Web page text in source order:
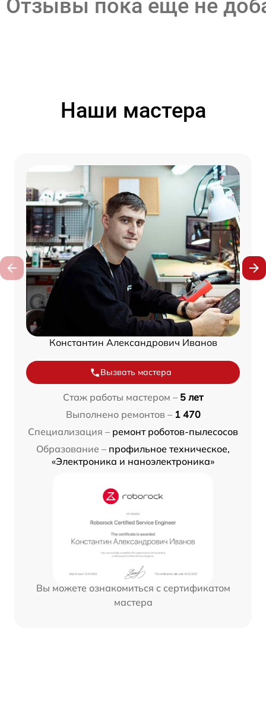
Отзывы пока еще не
Наши мастера
Константин Александрович Иванов
Вызвать мастера
Стаж работы мастером – 5 лет
Выполнено ремонтов – 1 470
Специализация – ремонт роботов-пылесосов
Образование – профильное техническое,
«Электроника и наноэлектроника»
Вы можете ознакомиться с сертификатом
мастера